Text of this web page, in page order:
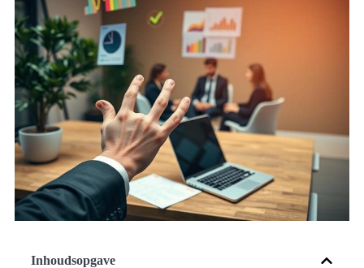
Inhoudsopgave